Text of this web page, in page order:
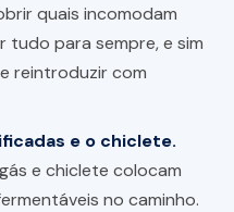
quais incomodam
tudo para sempre, e sim
reintroduzir com
e o chiclete.
e chiclete colocam
no caminho.